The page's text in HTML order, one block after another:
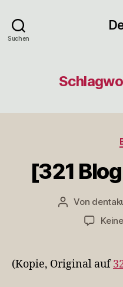
Suchen
[321
Beitragsautor
Von
(Kopie, Original auf